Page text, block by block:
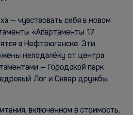
— чувствовать себя в новом
«Апартаменты 17
в Нефтеюганске. Эти
неподалёку от центра
— Городской парк
Лог и Сквер дружбы
включенном в стоимость,